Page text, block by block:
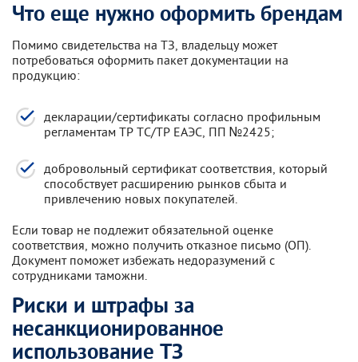
Что еще нужно оформить брендам
Помимо свидетельства на ТЗ, владельцу может
потребоваться оформить пакет документации на
продукцию:
декларации/сертификаты согласно профильным
регламентам ТР ТС/ТР ЕАЭС, ПП №2425;
добровольный сертификат соответствия, который
способствует расширению рынков сбыта и
привлечению новых покупателей.
Если товар не подлежит обязательной оценке
соответствия, можно получить отказное письмо (ОП).
Документ поможет избежать недоразумений с
сотрудниками таможни.
Риски и штрафы за
несанкционированное
использование ТЗ